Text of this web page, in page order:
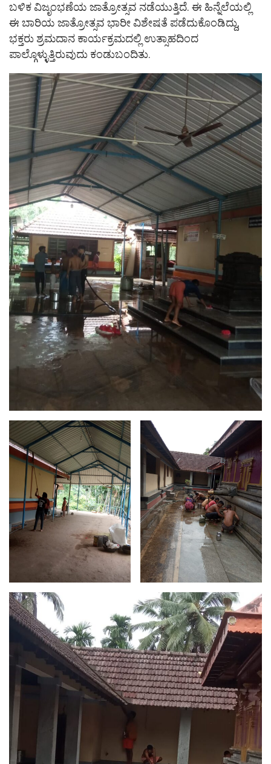
ಬಳಿಕ ವಿಜೃಂಭಣೆಯ ಜಾತ್ರೋತ್ಸವ ನಡೆಯುತ್ತಿದೆ. ಈ ಹಿನ್ನೆಲೆಯಲ್ಲಿ
ಈ ಬಾರಿಯ ಜಾತ್ರೋತ್ಸವ ಭಾರೀ ವಿಶೇಷತೆ ಪಡೆದುಕೊಂಡಿದ್ದು,
ಭಕ್ತರು ಶ್ರಮದಾನ ಕಾರ್ಯಕ್ರಮದಲ್ಲಿ ಉತ್ಸಾಹದಿಂದ
ಪಾಲ್ಗೊಳ್ಳುತ್ತಿರುವುದು ಕಂಡುಬಂದಿತು.